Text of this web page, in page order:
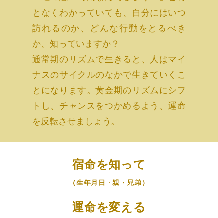
となくわかっていても、自分にはいつ
訪れるのか、どんな行動をとるべき
か、知っていますか？
通常期のリズムで生きると、人はマイ
ナスのサイクルのなかで生きていくこ
とになります。黄金期のリズムにシフ
トし、チャンスをつかめるよう、運命
を反転させましょう。
宿命を知って
（生年月日・親・兄弟）
運命を変える